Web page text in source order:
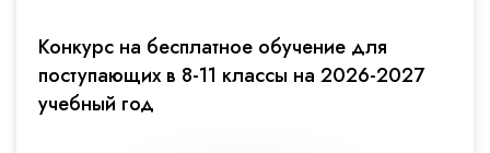
Конкурс на бесплатное обучение для
поступающих в 8-11 классы на 2026-2027
учебный год